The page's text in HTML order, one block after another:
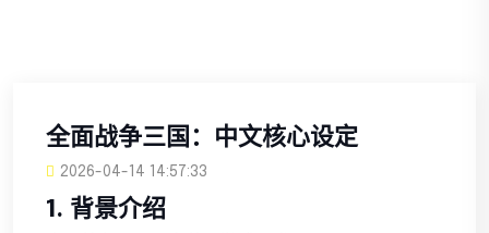
全面战争三国：中文核心设定
2026-04-14 14:57:33
1. 背景介绍